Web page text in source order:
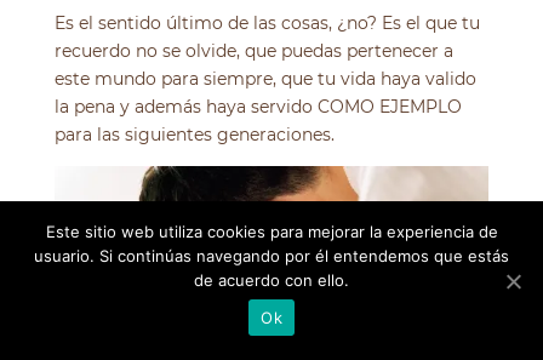
Es el sentido último de las cosas, ¿no? Es el que tu
recuerdo no se olvide, que puedas pertenecer a
este mundo para siempre, que tu vida haya valido
la pena y además haya servido COMO EJEMPLO
para las siguientes generaciones.
Este sitio web utiliza cookies para mejorar la experiencia de
usuario. Si continúas navegando por él entendemos que estás
de acuerdo con ello.
Ok